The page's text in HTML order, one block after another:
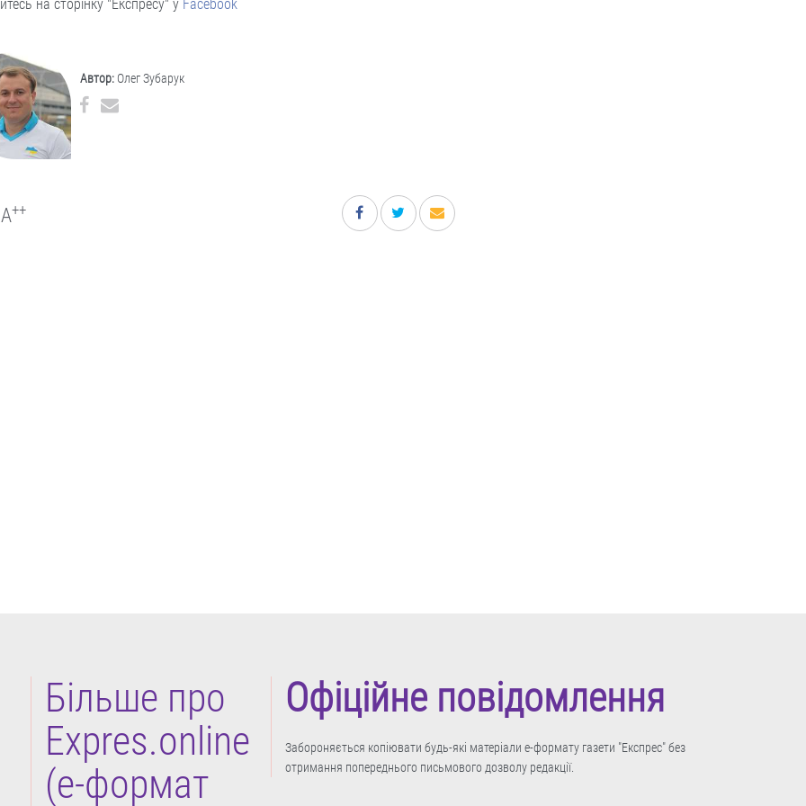
на сторінку "Експресу" у Facebook
Автор: Олег Зубарук
A++
Більше про
Expres.online
(e-формат
Офіційне повідомлення
Забороняється копіювати будь-які матеріали е-формату газети "Експрес" без
отримання попереднього письмового дозволу редакції.